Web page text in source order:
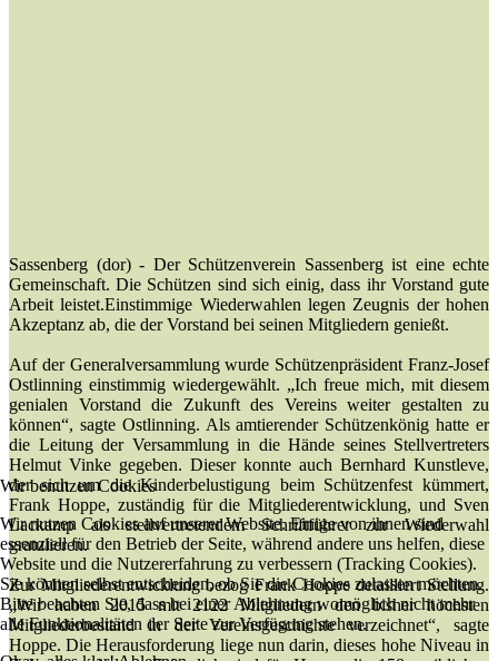
Sassenberg (dor) - Der Schützenverein Sassenberg ist eine echte
Gemeinschaft. Die Schützen sind sich einig, dass ihr Vorstand gute
Arbeit leistet.Einstimmige Wiederwahlen legen Zeugnis der hohen
Akzeptanz ab, die der Vorstand bei seinen Mitgliedern genießt.
Auf der Generalversammlung wurde Schützenpräsident Franz-Josef
Ostlinning einstimmig wiedergewählt. „Ich freue mich, mit diesem
genialen Vorstand die Zukunft des Vereins weiter gestalten zu
können“, sagte Ostlinning. Als amtierender Schützenkönig hatte er
die Leitung der Versammlung in die Hände seines Stellvertreters
Helmut Vinke gegeben. Dieser konnte auch Bernhard Kunstleve,
der sich um die Kinderbelustigung beim Schützenfest kümmert,
Frank Hoppe, zuständig für die Mitgliederentwicklung, und Sven
Lackamp als stellvertretendem Schriftführer zur Wiederwahl
gratulieren.
Zur Mitgliederentwicklung bezog Frank Hoppe detailliert Stellung.
„Wir haben 2015 mit 2122 Mitgliedern den bisher höchsten
Mitgliederbestand in der Vereinsgeschichte verzeichnet“, sagte
Hoppe. Die Herausforderung liege nun darin, dieses hohe Niveau in
Wir benutzen Cookies
Wir nutzen Cookies auf unserer Website. Einige von ihnen sind
essenziell für den Betrieb der Seite, während andere uns helfen, diese
Website und die Nutzererfahrung zu verbessern (Tracking Cookies).
Sie können selbst entscheiden, ob Sie die Cookies zulassen möchten.
Bitte beachten Sie, dass bei einer Ablehnung womöglich nicht mehr
alle Funktionalitäten der Seite zur Verfügung stehen.